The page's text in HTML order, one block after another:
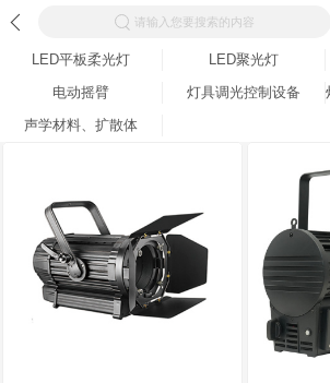
请输入您要搜索的内容
LED平板柔光灯 LED聚光灯
电动摇臂
灯具调光控制设备
声学材料、扩散体